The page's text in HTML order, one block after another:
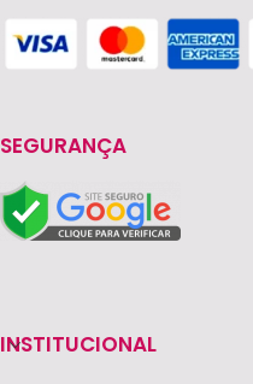
SEGURANÇA
INSTITUCIONAL